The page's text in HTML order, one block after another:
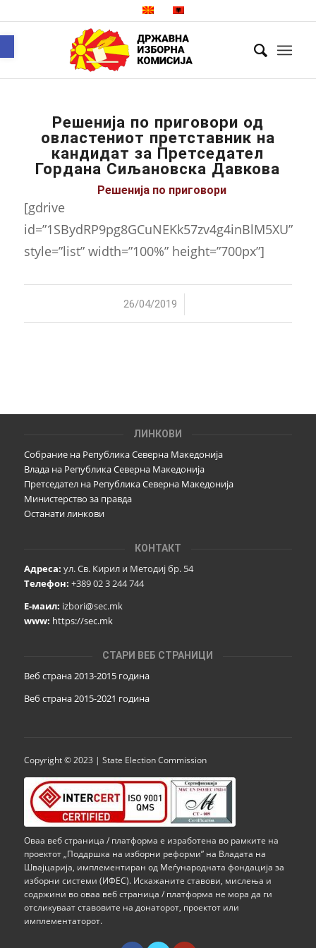
Решениjа по приговори од
овластениот претставник на
кандидат за Претседател
Гордана Сиљановска Давкова
Решенија по приговори
[gdrive
id=”1SBydRP9pg8GCuNEKk57zv4g4inBlM5XU”
style=”list” width=”100%” height=”700px”]
26/04/2019
/
ЛИНКОВИ
Собрание на Република Северна Македонија
Влада на Република Северна Македонија
Претседател на Република Северна Македонија
Министерство за правда
Останати линкови
КОНТАКТ
Адреса: ул. Св. Кирил и Методиј бр. 54
Телефон: +389 02 3 244 744
Е-маил: izbori@sec.mk
www: https://sec.mk
СТАРИ ВЕБ СТРАНИЦИ
Веб страна 2013-2015 година
Веб страна 2015-2021 година
Copyright © 2023 | State Election Commission
Оваа веб страница / платформа е изработена во рамките на
проектот „Поддршка на изборни реформи” на Владата на
Швајцарија, имплементиран од Меѓународната фондација за
изборни системи (ИФЕС). Искажаните ставови, мислења и
содржини во оваа веб страница / платформа не мора да ги
отсликуваат ставовите на донаторот, проектот или
имплементаторот.
Open toolbar